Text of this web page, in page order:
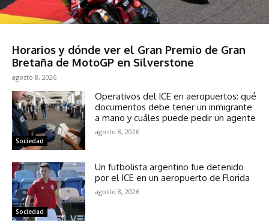
Horarios y dónde ver el Gran Premio de Gran
Bretaña de MotoGP en Silverstone
agosto 8, 2026
Sociedad
Operativos del ICE en aeropuertos: qué
documentos debe tener un inmigrante
a mano y cuáles puede pedir un agente
agosto 8, 2026
Sociedad
Un futbolista argentino fue detenido
por el ICE en un aeropuerto de Florida
agosto 8, 2026